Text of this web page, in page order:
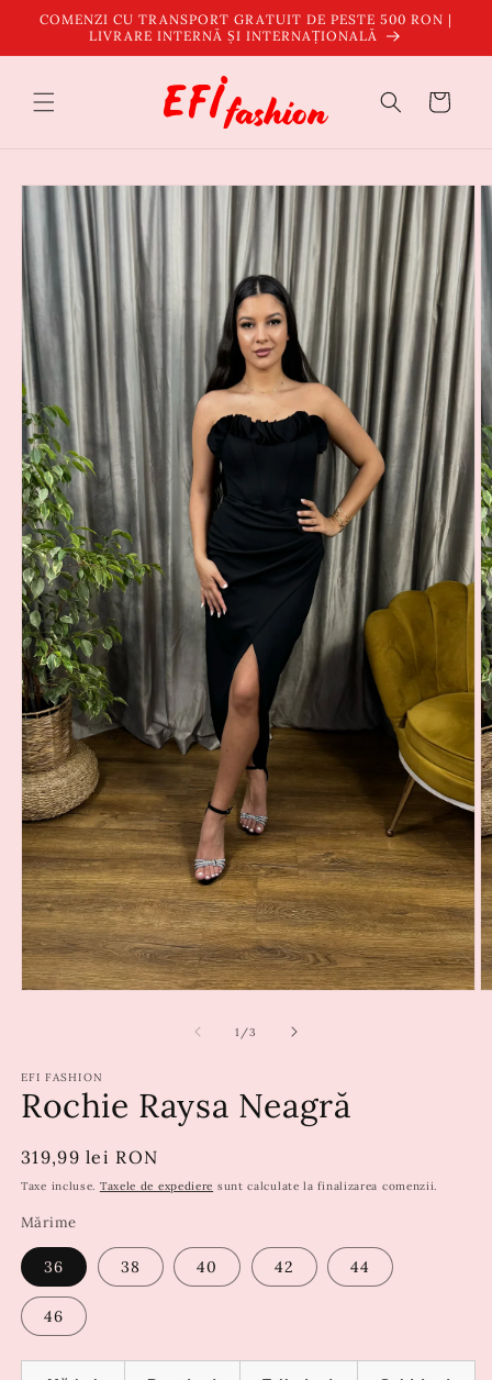
Salt la
conținut
COMENZI CU TRANSPORT GRATUIT DE PESTE 500 RON |
LIVRARE INTERNĂ ȘI INTERNAȚIONALĂ
Coș
informațiile
despre
produs
1 /din
3
EFI FASHION
Rochie Raysa Neagră
Preț
obișnuit
319,99 lei RON
Taxe incluse. Taxele de expediere sunt calculate la finalizarea comenzii.
Mărime
36 38 40 42 44
46